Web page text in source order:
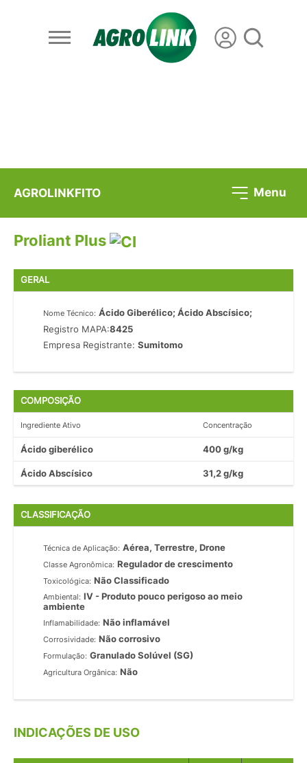
AGROLINKFITO Menu
Proliant Plus
GERAL
Nome Técnico: Ácido Giberélico; Ácido Abscísico;
Registro MAPA:8425
Empresa Registrante:Sumitomo
COMPOSIÇÃO
Ingrediente Ativo Concentração
Ácido giberélico 400 g/kg
Ácido Abscísico 31,2 g/kg
CLASSIFICAÇÃO
Técnica de Aplicação: Aérea, Terrestre, Drone
Classe Agronômica: Regulador de crescimento
Toxicológica: Não Classificado
Ambiental: IV - Produto pouco perigoso ao meio
ambiente
Inflamabilidade: Não inflamável
Corrosividade: Não corrosivo
Formulação: Granulado Solúvel (SG)
Agricultura Orgânica: Não
INDICAÇÕES DE USO